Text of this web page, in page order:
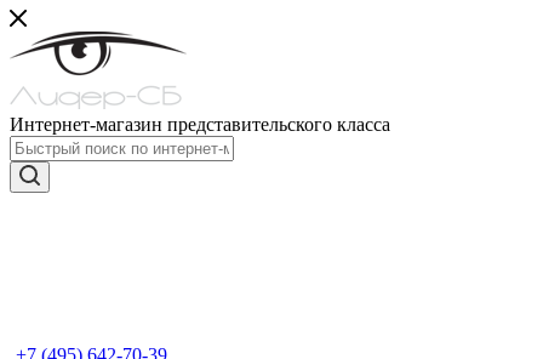
Интернет-магазин представительского класса
+7 (495) 642-70-39